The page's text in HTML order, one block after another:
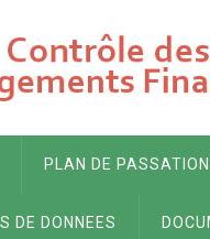
PLAN DE
DE DONNEES